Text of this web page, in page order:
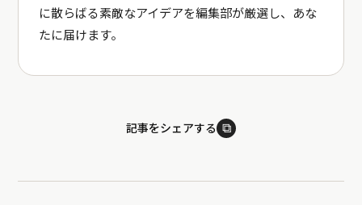
に散らばる素敵なアイデアを編集部が厳選し、あな
たに届けます。
記事をシェアする ⧉